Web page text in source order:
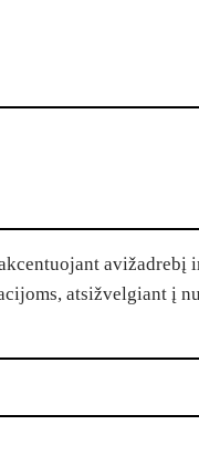
avižadrebį
atsižvelgiant į